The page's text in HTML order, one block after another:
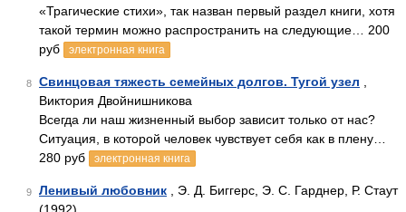
«Трагические стихи», так назван первый раздел книги, хотя
такой термин можно распространить на следующие… 200
руб
электронная книга
8 Свинцовая тяжесть семейных долгов. Тугой узел
Виктория Двойнишникова
Всегда ли наш жизненный выбор зависит только от нас?
Ситуация, в которой человек чувствует себя как в плену…
280 руб
электронная книга
9 Ленивый любовник , Э. Д. Биггерс, Э. С. Гарднер, Р. Стаут